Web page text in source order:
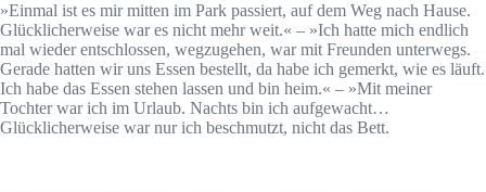
»Einmal ist es mir mitten im Park passiert, auf dem Weg nach Hause.
Glücklicherweise war es nicht mehr weit.« – »Ich hatte mich endlich
mal wieder entschlossen, wegzugehen, war mit Freunden unterwegs.
Gerade hatten wir uns Essen bestellt, da habe ich gemerkt, wie es läuft.
Ich habe das Essen stehen lassen und bin heim.« – »Mit meiner
Tochter war ich im Urlaub. Nachts bin ich aufgewacht…
Glücklicherweise war nur ich beschmutzt, nicht das Bett.